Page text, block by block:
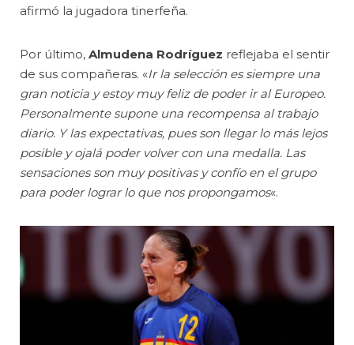
afirmó la jugadora tinerfeña.
Por último, Almudena Rodríguez reflejaba el sentir
de sus compañeras. «Ir la selección es siempre una
gran noticia y estoy muy feliz de poder ir al Europeo.
Personalmente supone una recompensa al trabajo
diario. Y las expectativas, pues son llegar lo más lejos
posible y ojalá poder volver con una medalla. Las
sensaciones son muy positivas y confío en el grupo
para poder lograr lo que nos propongamos«.